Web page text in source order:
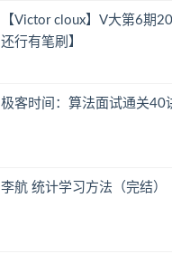
【Victor cloux】V大第6期
还行有笔刷】
极客时间：算法面试通关40
李航 统计学习方法（完结）